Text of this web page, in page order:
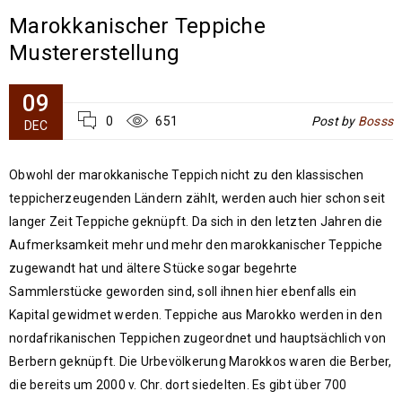
Marokkanischer Teppiche
Mustererstellung
09
DEC 0 651 Post by Bosss
Obwohl der marokkanische Teppich nicht zu den klassischen
teppicherzeugenden Ländern zählt, werden auch hier schon seit
langer Zeit Teppiche geknüpft. Da sich in den letzten Jahren die
Aufmerksamkeit mehr und mehr den marokkanischer Teppiche
zugewandt hat und ältere Stücke sogar begehrte
Sammlerstücke geworden sind, soll ihnen hier ebenfalls ein
Kapital gewidmet werden. Teppiche aus Marokko werden in den
nordafrikanischen Teppichen zugeordnet und hauptsächlich von
Berbern geknüpft. Die Urbevölkerung Marokkos waren die Berber,
die bereits um 2000 v. Chr. dort siedelten. Es gibt über 700